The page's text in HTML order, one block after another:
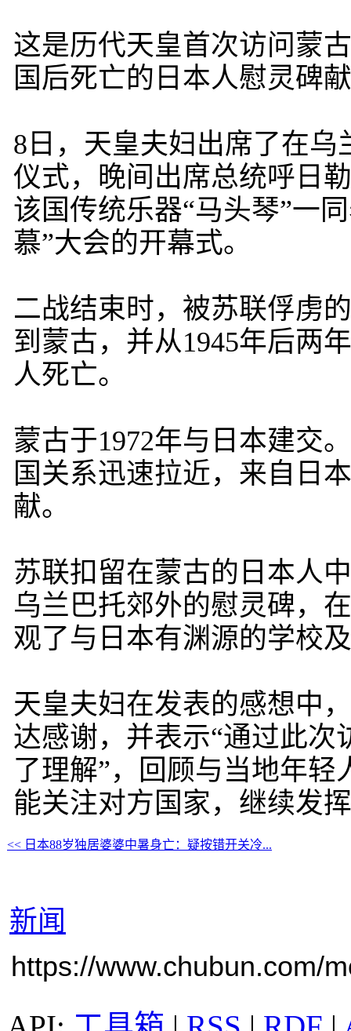
这是历代天皇首次访问蒙
国后死亡的日本人慰灵碑
8日，天皇夫妇出席了在
仪式，晚间出席总统呼日
该国传统乐器“马头琴”一
慕”大会的开幕式。
二战结束时，被苏联俘虏
到蒙古，并从1945年后两
人死亡。
蒙古于1972年与日本建交
国关系迅速拉近，来自日
献。
苏联扣留在蒙古的日本人
乌兰巴托郊外的慰灵碑，
观了与日本有渊源的学校
天皇夫妇在发表的感想中
达感谢，并表示“通过此
了理解”，回顾与当地年
能关注对方国家，继续发
<< 日本88岁独居婆婆中暑身亡：疑按错开关冷...
新闻
https://www.chubun.com/